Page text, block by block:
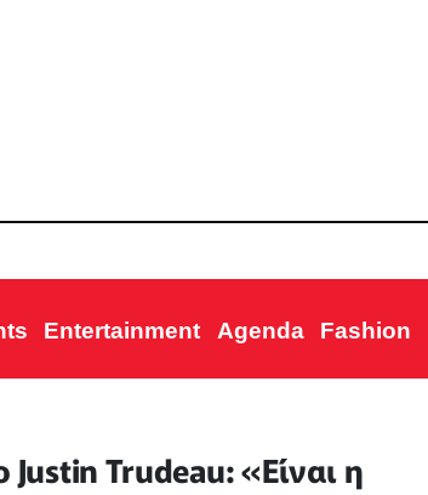
Entertainment Agenda Fashion
Trudeau: «Eίναι η